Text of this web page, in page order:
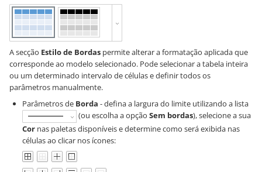
A secção Estilo de Bordas permite alterar a formatação aplicada que
corresponde ao modelo selecionado. Pode selecionar a tabela inteira
ou um determinado intervalo de células e definir todos os
parâmetros manualmente.
Parâmetros de Borda - defina a largura do limite utilizando a lista
(ou escolha a opção Sem bordas), selecione a sua
Cor nas paletas disponíveis e determine como será exibida nas
células ao clicar nos ícones: